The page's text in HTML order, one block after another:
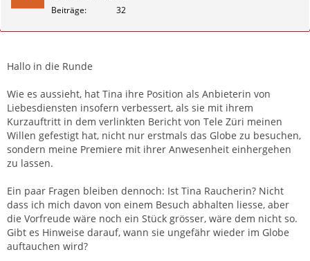
Beiträge 32
Hallo in die Runde
Wie es aussieht, hat Tina ihre Position als Anbieterin von
Liebesdiensten insofern verbessert, als sie mit ihrem
Kurzauftritt in dem verlinkten Bericht von Tele Züri meinen
Willen gefestigt hat, nicht nur erstmals das Globe zu besuchen,
sondern meine Premiere mit ihrer Anwesenheit einhergehen
zu lassen.
Ein paar Fragen bleiben dennoch: Ist Tina Raucherin? Nicht
dass ich mich davon von einem Besuch abhalten liesse, aber
die Vorfreude wäre noch ein Stück grösser, wäre dem nicht so.
Gibt es Hinweise darauf, wann sie ungefähr wieder im Globe
auftauchen wird?